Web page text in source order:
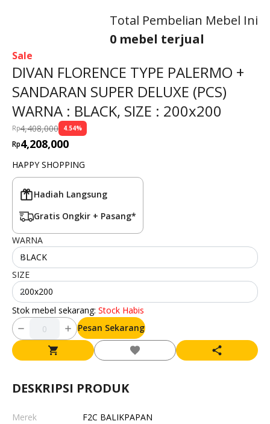
Total Pembelian Mebel Ini
0 mebel terjual
Sale
DIVAN FLORENCE TYPE PALERMO +
SANDARAN SUPER DELUXE (PCS)
WARNA : BLACK, SIZE : 200x200
Rp4,408,000 4.54%
Rp4,208,000
HAPPY SHOPPING
Hadiah Langsung
Gratis Ongkir + Pasang*
WARNA
BLACK
SIZE
200x200
Stok mebel sekarang: Stock Habis
Pesan Sekarang
DESKRIPSI PRODUK
Merek
F2C BALIKPAPAN